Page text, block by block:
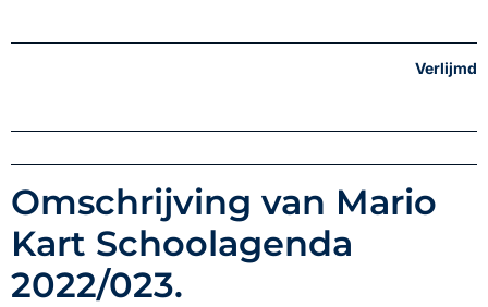
Verlijmd
Omschrijving van Mario
Kart Schoolagenda
2022/023.